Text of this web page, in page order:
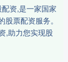
资,是一家国家
票配资服务。
,助力您实现股